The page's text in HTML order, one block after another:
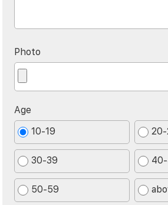
Photo
Age
10-19
30-39
50-59